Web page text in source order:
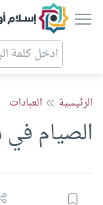
الرئيسية العبادات
الصيام